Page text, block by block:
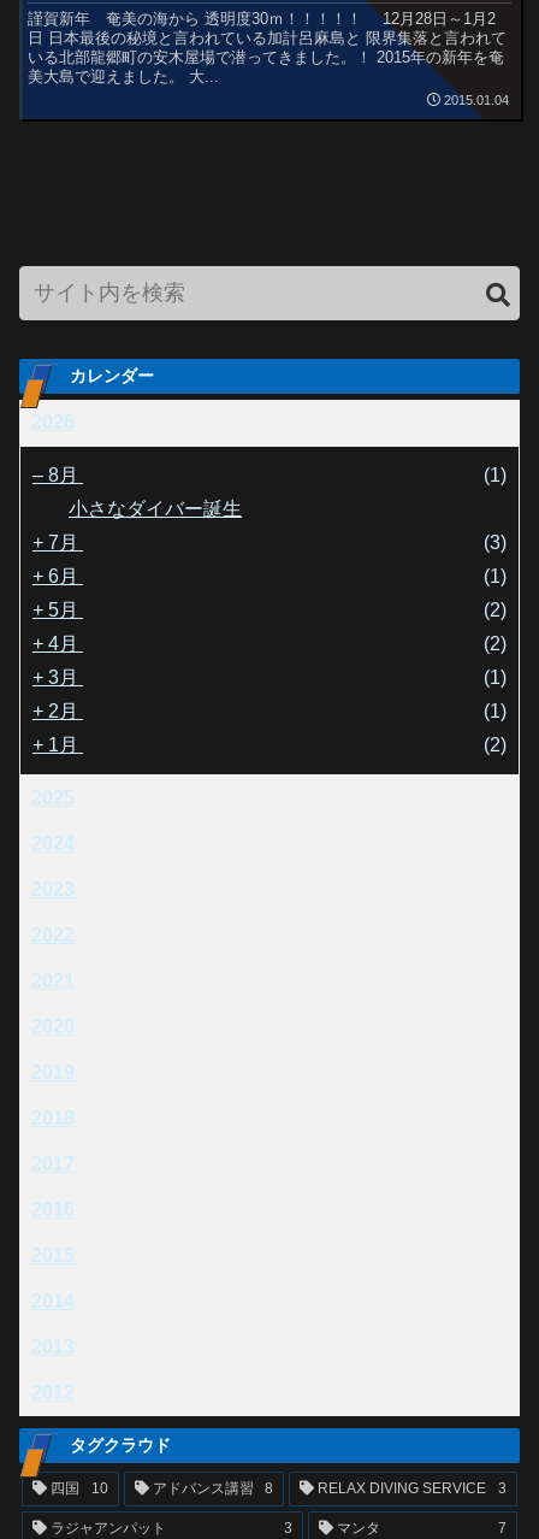
謹賀新年 奄美の海から 透明度30ｍ！！！！！ 12月28日～1月2
日 日本最後の秘境と言われている加計呂麻島と 限界集落と言われて
いる北部龍郷町の安木屋場で潜ってきました。！ 2015年の新年を奄
美大島で迎えました。 大...
2015.01.04
カレンダー
2026
– 8月
(1)
小さなダイバー誕生
+ 7月
(3)
+ 6月
(1)
+ 5月
(2)
+ 4月
(2)
+ 3月
(1)
+ 2月
(1)
+ 1月 (2)
2025
2024
2023
2022
2021
2020
2019
2018
2017
2016
2015
2014
2013
2012
タグクラウド
四国 10 アドバンス講習 8 RELAX DIVING SERVICE 3
ラジャアンパット 3 マンタ 7